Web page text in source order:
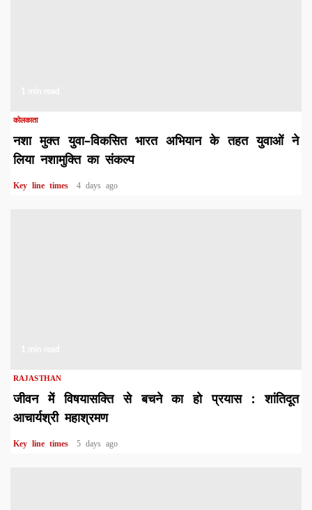
कोलकाता
नशा मुक्त युवा–विकसित भारत अभियान के तहत युवाओं ने
लिया नशामुक्ति का संकल्प
Key line times 4 days ago
RAJASTHAN
जीवन में विषयासक्ति से बचने का हो प्रयास : शांतिदूत
आचार्यश्री महाश्रमण
Key line times 5 days ago